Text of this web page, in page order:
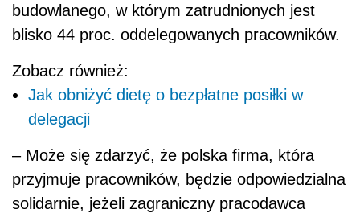
budowlanego, w którym zatrudnionych jest
blisko 44 proc. oddelegowanych pracowników.
Zobacz również:
Jak obniżyć dietę o bezpłatne posiłki w
delegacji
– Może się zdarzyć, że polska firma, która
przyjmuje pracowników, będzie odpowiedzialna
solidarnie, jeżeli zagraniczny pracodawca